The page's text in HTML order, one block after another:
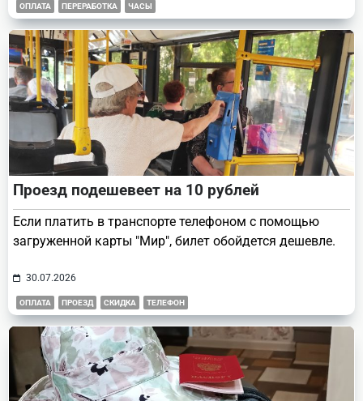
ОПЛАТА ПЕРЕРАБОТКА ЧАСЫ
Проезд подешевеет на 10 рублей
Если платить в транспорте телефоном с помощью
загруженной карты "Мир", билет обойдется дешевле.
30.07.2026
ОПЛАТА ПРОЕЗД СКИДКА ТЕЛЕФОН